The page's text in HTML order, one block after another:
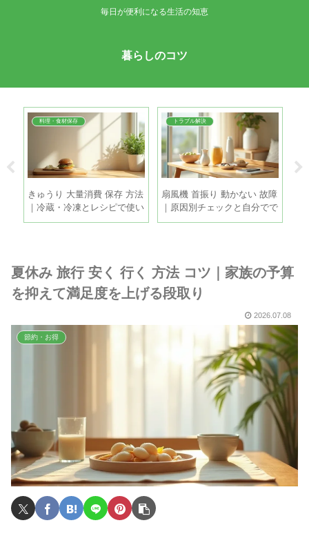
毎日が便利になる生活の知恵
暮らしのコツ
料理・食材保存
きゅうり 大量消費 保存 方法
｜冷蔵・冷凍とレシピで使い
きるコツ
トラブル解決
扇風機 首振り 動かない 故障
｜原因別チェックと自分でで
きる直し方
夏休み 旅行 安く 行く 方法 コツ｜家族の予算
を抑えて満足度を上げる段取り
2026.07.08
節約・お得